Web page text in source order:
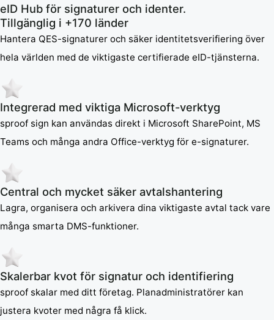
eID Hub för signaturer och identer.
Tillgänglig i +170 länder
Hantera QES-signaturer och säker identitetsverifiering över
hela världen med de viktigaste certifierade eID-tjänsterna.
Integrerad med viktiga Microsoft-verktyg
sproof sign kan användas direkt i Microsoft SharePoint, MS
Teams och många andra Office-verktyg för e-signaturer.
Central och mycket säker avtalshantering
Lagra, organisera och arkivera dina viktigaste avtal tack vare
många smarta DMS-funktioner.
Skalerbar kvot för signatur och identifiering
sproof skalar med ditt företag. Planadministratörer kan
justera kvoter med några få klick.